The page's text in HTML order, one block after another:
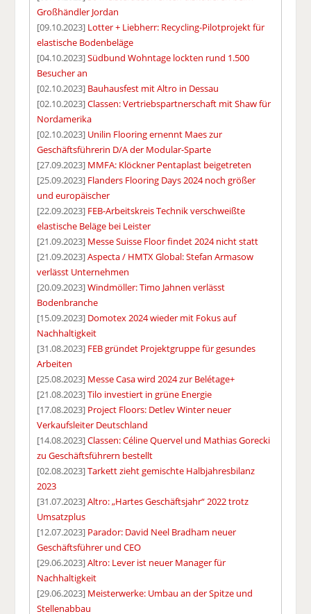
Großhändler Jordan
[09.10.2023] Lotter + Liebherr: Recycling-Pilotprojekt für
elastische Bodenbeläge
[04.10.2023]Südbund Wohntage lockten rund 1.500
Besucher an
[02.10.2023] Bauhausfest mit Altro in Dessau
[02.10.2023]Classen: Vertriebspartnerschaft mit Shaw für
Nordamerika
[02.10.2023] Unilin Flooring ernennt Maes zur
Geschäftsführerin D/A der Modular-Sparte
[27.09.2023] MMFA: Klöckner Pentaplast beigetreten
[25.09.2023] Flanders Flooring Days 2024 noch größer
und europäischer
[22.09.2023] FEB-Arbeitskreis Technik verschweißte
elastische Beläge bei Leister
[21.09.2023] Messe Suisse Floor findet 2024 nicht statt
[21.09.2023]Aspecta / HMTX Global: Stefan Armasow
verlässt Unternehmen
[20.09.2023]Windmöller: Timo Jahnen verlässt
Bodenbranche
[15.09.2023] Domotex 2024 wieder mit Fokus auf
Nachhaltigkeit
[31.08.2023] FEB gründet Projektgruppe für gesundes
Arbeiten
[25.08.2023] Messe Casa wird 2024 zur Belétage+
[21.08.2023]Tilo investiert in grüne Energie
[17.08.2023] Project Floors: Detlev Winter neuer
Verkaufsleiter Deutschland
[14.08.2023]Classen: Céline Quervel und Mathias Gorecki
zu Geschäftsführern bestellt
[02.08.2023]Tarkett zieht gemischte Halbjahresbilanz
2023
[31.07.2023]Altro: „Hartes Geschäftsjahr“ 2022 trotz
Umsatzplus
[12.07.2023] Parador: David Neel Bradham neuer
Geschäftsführer und CEO
[29.06.2023]Altro: Lever ist neuer Manager für
Nachhaltigkeit
[29.06.2023] Meisterwerke: Umbau an der Spitze und
Stellenabbau